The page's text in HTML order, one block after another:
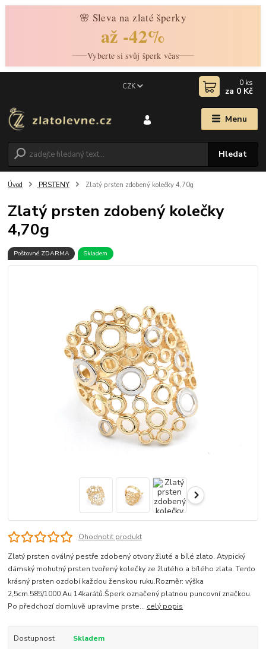
🌸 Sleva na zlaté šperky
až -42%
Vyberte si svůj šperk včas
Menu
CZK
Hledat
0 ks
za 0 Kč
Úvod PRSTENY Zlatý prsten zdobený kolečky 4,70g
Zlatý prsten zdobený kolečky
4,70g
Poštovné ZDARMA Skladem
Ohodnotit produkt
Zlatý prsten oválný pestře zdobený otvory žluté a bílé zlato. Atypický
dámský mohutný prsten tvořený kolečky ze žlutého a bílého zlata. Tento
krásný prsten ozdobí každou ženskou ruku.Rozměr: výška
2,5cm.585/1000 Au 14karátů.Šperk označený platnou puncovní značkou.
Po předchozí domluvě upravíme prste... celý popis
Dostupnost
Skladem